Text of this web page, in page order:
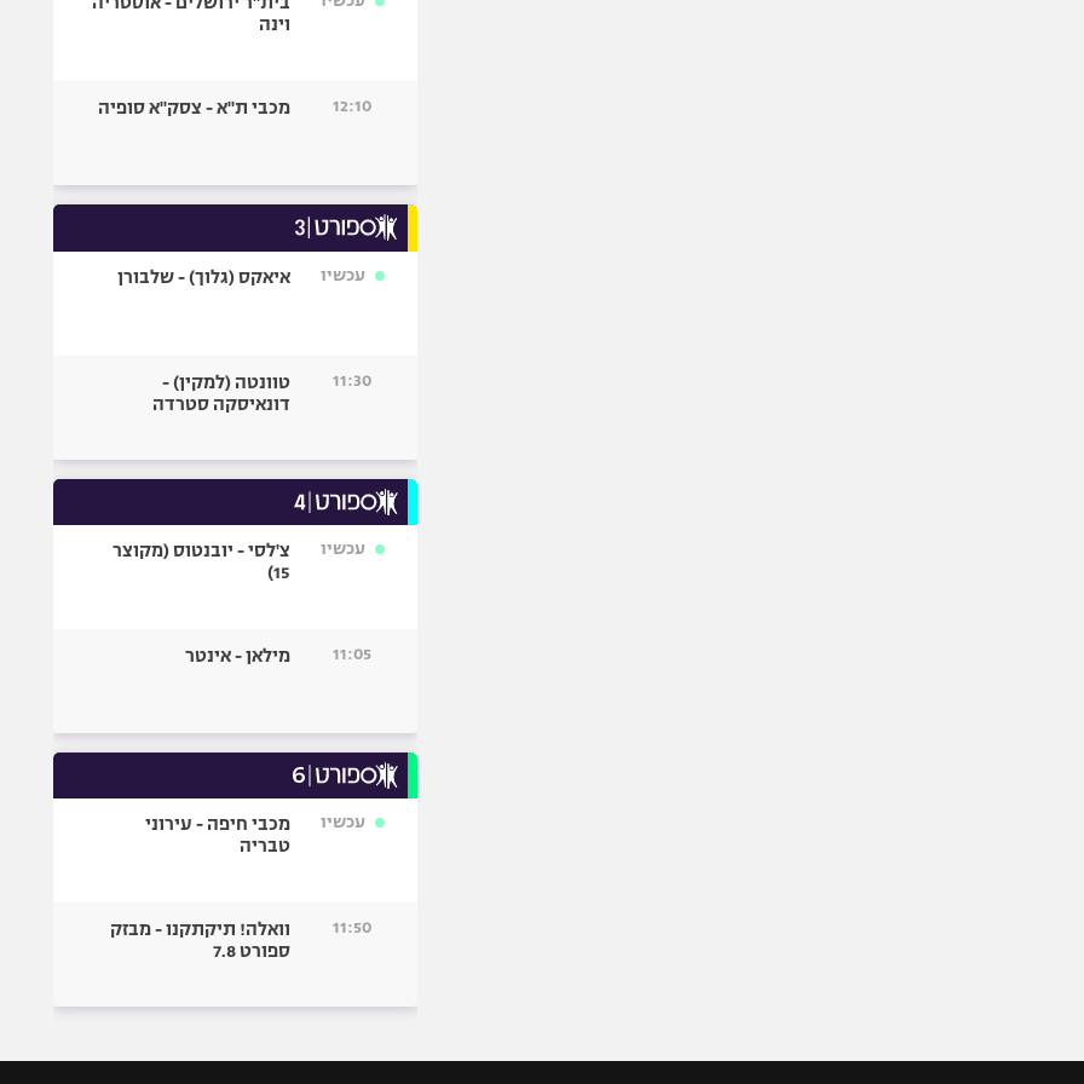
וינה
12:10 מכבי ת"א - צסק"א סופיה
עכשיו איאקס (גלוך) - שלבורן
11:30
טוונטה (למקין) -
דונאיסקה סטרדה
עכשיו
צ'לסי - יובנטוס (מקוצר
15)
11:05 מילאן - אינטר
עכשיו
מכבי חיפה - עירוני
טבריה
11:50
וואלה! תיקתקנו - מבזק
ספורט 7.8